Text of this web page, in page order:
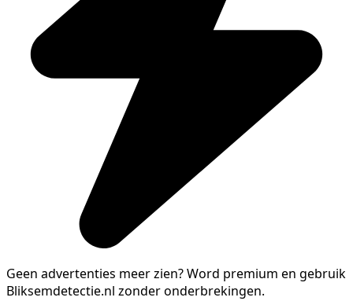
Geen advertenties meer zien?Word premium en gebruik
Bliksemdetectie.nl zonder onderbrekingen.